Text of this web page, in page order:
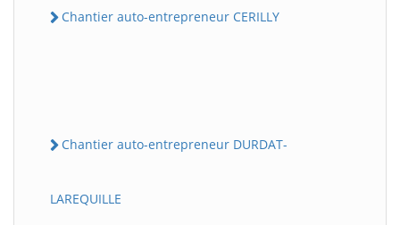
Chantier auto-entrepreneur CERILLY
Chantier auto-entrepreneur DURDAT-
LAREQUILLE